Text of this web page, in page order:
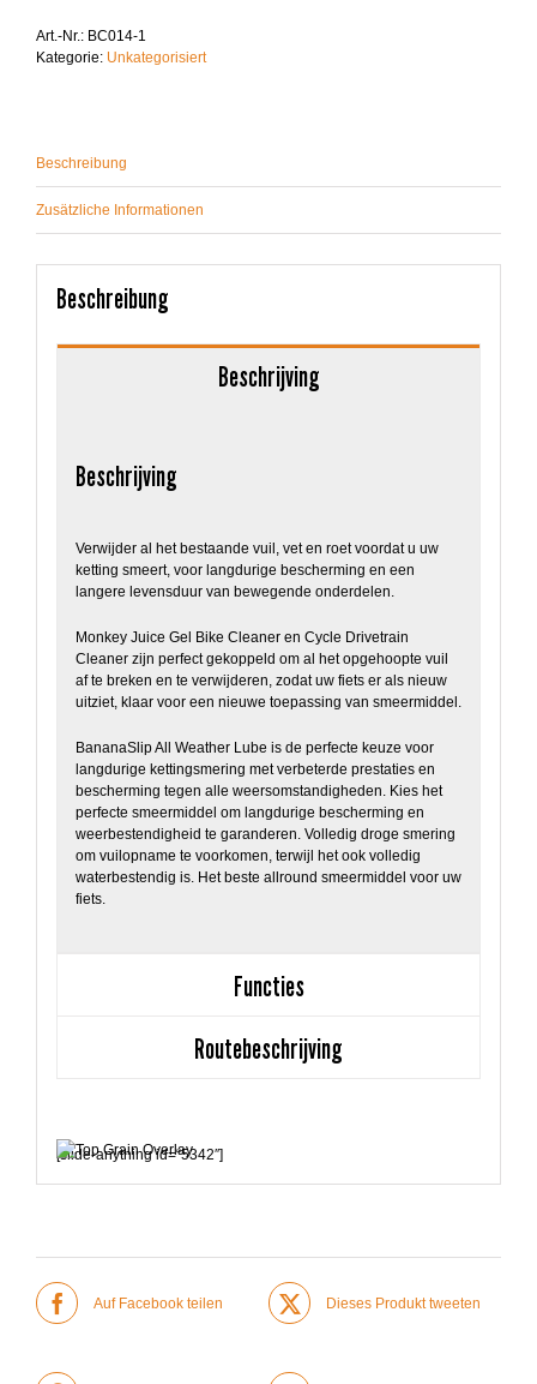
Art.-Nr.: BC014-1
Kategorie: Unkategorisiert
Beschreibung
Zusätzliche Informationen
Beschreibung
Beschrijving
Beschrijving
Verwijder al het bestaande vuil, vet en roet voordat u uw
ketting smeert, voor langdurige bescherming en een
langere levensduur van bewegende onderdelen.
Monkey Juice Gel Bike Cleaner en Cycle Drivetrain
Cleaner zijn perfect gekoppeld om al het opgehoopte vuil
af te breken en te verwijderen, zodat uw fiets er als nieuw
uitziet, klaar voor een nieuwe toepassing van smeermiddel.
BananaSlip All Weather Lube is de perfecte keuze voor
langdurige kettingsmering met verbeterde prestaties en
bescherming tegen alle weersomstandigheden. Kies het
perfecte smeermiddel om langdurige bescherming en
weerbestendigheid te garanderen. Volledig droge smering
om vuilopname te voorkomen, terwijl het ook volledig
waterbestendig is. Het beste allround smeermiddel voor uw
fiets.
Functies
Routebeschrijving
[slide-anything id=“5342″]
Auf Facebook teilen Dieses Produkt tweeten